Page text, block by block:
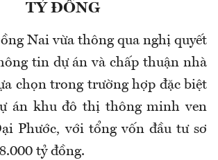
TỶ ĐỒNG
Nai vừa thông qua nghị quyết
tin dự án và chấp thuận nhà
chọn trong trường hợp đặc biệt
án khu đô thị thông minh ven
Phước, với tổng vốn đầu tư sơ
tỷ đồng.